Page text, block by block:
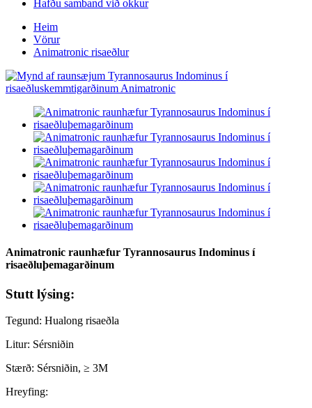
Hafðu samband við okkur
Heim
Vörur
Animatronic risaeðlur
Animatronic raunhæfur Tyrannosaurus Indominus í
risaeðluþemagarðinum
Stutt lýsing:
Tegund: Hualong risaeðla
Litur: Sérsniðin
Stærð: Sérsniðin, ≥ 3M
Hreyfing: